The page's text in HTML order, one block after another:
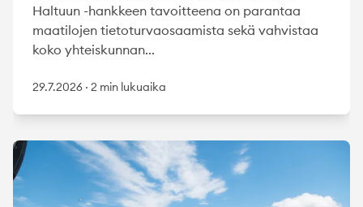
Haltuun -hankkeen tavoitteena on parantaa
maatilojen tietoturvaosaamista sekä vahvistaa
koko yhteiskunnan...
29.7.2026 · 2 min lukuaika